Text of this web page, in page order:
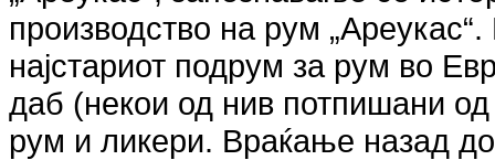
производство на рум
најстариот подрум за рум во
даб (некои од нив потпишани од
рум и ликери. Враќање назад